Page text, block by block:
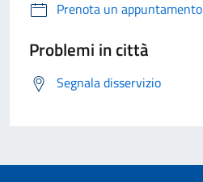
Prenota un appuntamento
Problemi in città
Segnala disservizio